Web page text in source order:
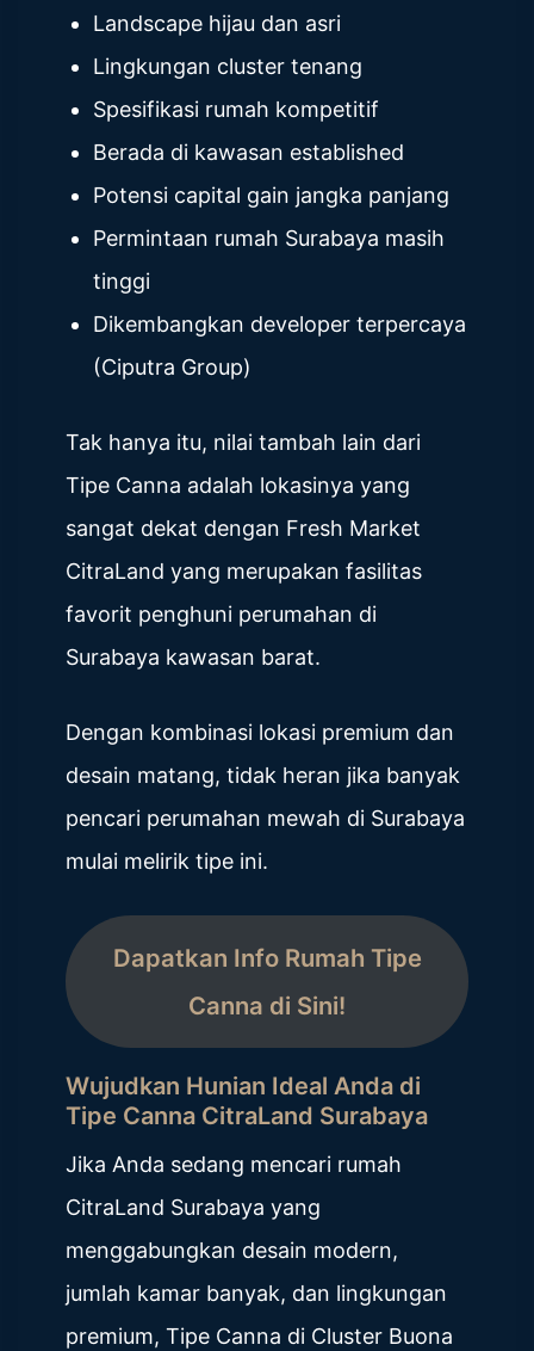
Landscape hijau dan asri
Lingkungan cluster tenang
Spesifikasi rumah kompetitif
Berada di kawasan established
Potensi capital gain jangka panjang
Permintaan rumah Surabaya masih
tinggi
Dikembangkan developer terpercaya
(Ciputra Group)
Tak hanya itu, nilai tambah lain dari
Tipe Canna adalah lokasinya yang
sangat dekat dengan Fresh Market
CitraLand yang merupakan fasilitas
favorit penghuni perumahan di
Surabaya kawasan barat.
Dengan kombinasi lokasi premium dan
desain matang, tidak heran jika banyak
pencari perumahan mewah di Surabaya
mulai melirik tipe ini.
Dapatkan Info Rumah Tipe
Canna di Sini!
Wujudkan Hunian Ideal Anda di
Tipe Canna CitraLand Surabaya
Jika Anda sedang mencari rumah
CitraLand Surabaya yang
menggabungkan desain modern,
jumlah kamar banyak, dan lingkungan
premium, Tipe Canna di Cluster Buona